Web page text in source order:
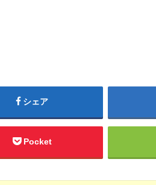
シェア
Pocket